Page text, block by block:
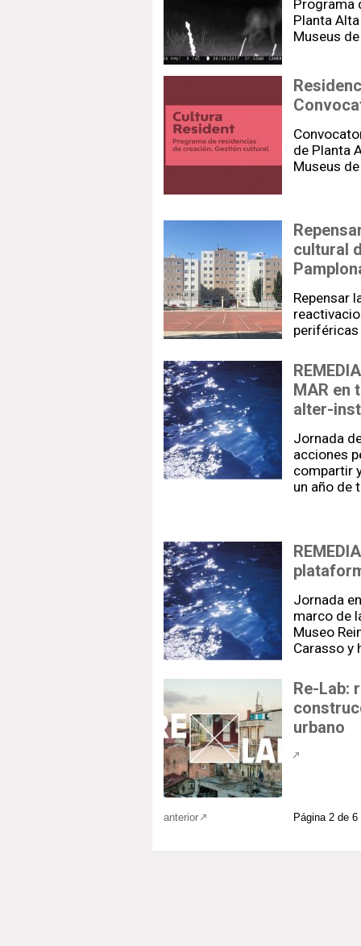
Programa
Planta
Museus
de Planta
Museus
cultural
Repensar
MAR en
alter-
Jornada
acciones
compartir
un año de
Jornada
marco de
Museo
Carasso y
Re-Lab:
urbano
anterior Página 2 de 6